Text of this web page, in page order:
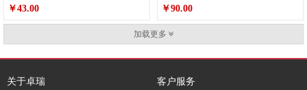
￥43.00 ￥90.00
加载更多
关于卓瑞 客户服务